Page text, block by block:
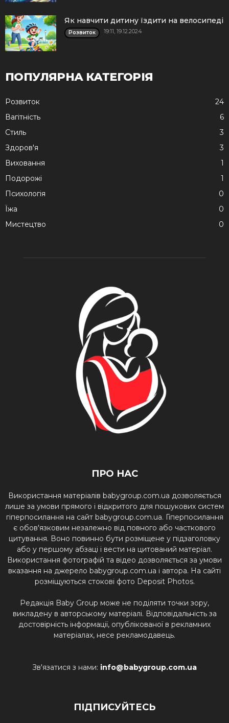
Як навчити дитину їздити на велосипеді
Розвиток 19:11, 19.12.2024
ПОПУЛЯРНА КАТЕГОРІЯ
Розвиток
24
Вагітність
6
Стиль
3
Здоров'я
3
Виховання
1
Подорожі
1
Психологія
0
Їжа
0
Мистецтво
0
ПРО НАС
Використання матеріалів babygroup.com.ua дозволяється
лише за умови прямого і відкритого для пошукових систем
гіперпосилання на сайт babygroup.com.ua. Гіперпосилання
є обов'язковим незалежно від повного або часткового
цитування. Воно повинно бути розміщене у підзаголовку
або у першому абзаці і вести на цитований матеріал.
Використання фотографій та відео дозволяється за умови
вказання на джерело babygroup.com.ua і автора. На сайті
розміщуються стокові фото Deposit Photos.
Редакція Baby Group може не поділяти точки зору,
викладену в авторському матеріалі. Відповідальність за
достовірність інформації, опублікованої в рекламних
матеріалах, несе рекламодавець.
Зв'язатися з нами: info@babygroup.com.ua
ПІДПИСУЙТЕСЬ